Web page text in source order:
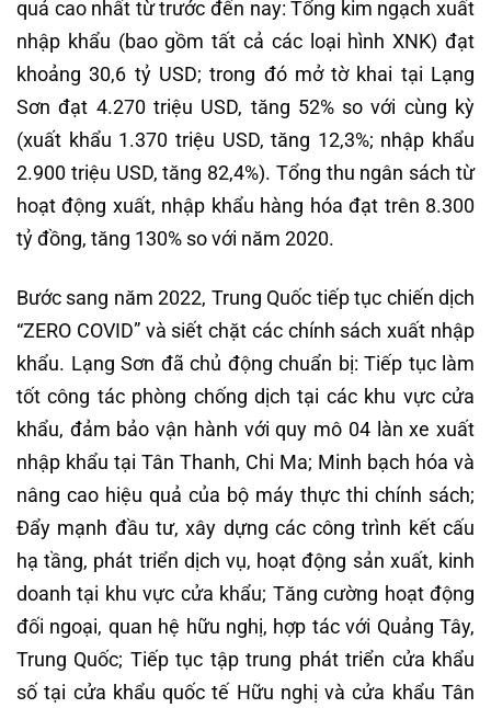
quả cao nhất từ trước đến nay: Tổng kim ngạch xuất
nhập khẩu (bao gồm tất cả các loại hình XNK) đạt
khoảng 30,6 tỷ USD; trong đó mở tờ khai tại Lạng
Sơn đạt 4.270 triệu USD, tăng 52% so với cùng kỳ
(xuất khẩu 1.370 triệu USD, tăng 12,3%; nhập khẩu
2.900 triệu USD, tăng 82,4%). Tổng thu ngân sách từ
hoạt động xuất, nhập khẩu hàng hóa đạt trên 8.300
tỷ đồng, tăng 130% so với năm 2020.
Bước sang năm 2022, Trung Quốc tiếp tục chiến dịch
“ZERO COVID” và siết chặt các chính sách xuất nhập
khẩu. Lạng Sơn đã chủ động chuẩn bị: Tiếp tục làm
tốt công tác phòng chống dịch tại các khu vực cửa
khẩu, đảm bảo vận hành với quy mô 04 làn xe xuất
nhập khẩu tại Tân Thanh, Chi Ma; Minh bạch hóa và
nâng cao hiệu quả của bộ máy thực thi chính sách;
Đẩy mạnh đầu tư, xây dựng các công trình kết cấu
hạ tầng, phát triển dịch vụ, hoạt động sản xuất, kinh
doanh tại khu vực cửa khẩu; Tăng cường hoạt động
đối ngoại, quan hệ hữu nghị, hợp tác với Quảng Tây,
Trung Quốc; Tiếp tục tập trung phát triển cửa khẩu
số tại cửa khẩu quốc tế Hữu nghị và cửa khẩu Tân